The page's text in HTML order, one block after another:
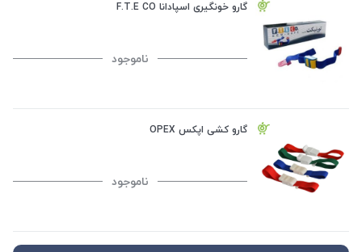
گارو خونگیری اسپادانا F.T.E CO
ناموجود
گارو کشی اپکس OPEX
ناموجود